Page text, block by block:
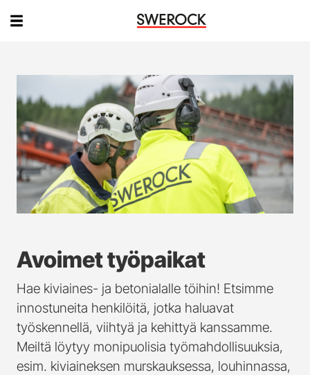
Avoimet työpaikat
Hae kiviaines- ja betonialalle töihin! Etsimme
innostuneita henkilöitä, jotka haluavat
työskennellä, viihtyä ja kehittyä kanssamme.
Meiltä löytyy monipuolisia työmahdollisuuksia,
esim. kiviaineksen murskauksessa, louhinnassa,